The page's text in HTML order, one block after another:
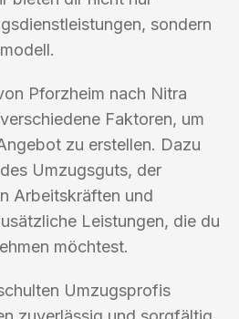
sondern
Pforzheim nach Nitra
Faktoren, um
zu erstellen. Dazu
Umzugsguts, der
Arbeitskräften und
Leistungen, die du
möchtest.
Umzugsprofis